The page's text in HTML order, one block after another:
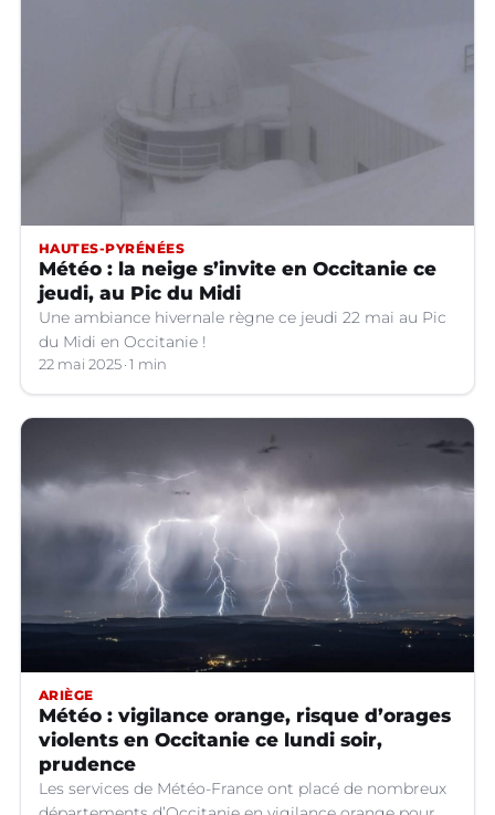
HAUTES-PYRÉNÉES
Météo : la neige s’invite en Occitanie ce
jeudi, au Pic du Midi
Une ambiance hivernale règne ce jeudi 22 mai au Pic
du Midi en Occitanie !
22 mai 2025 1 min
ARIÈGE
Météo : vigilance orange, risque d’orages
violents en Occitanie ce lundi soir,
prudence
Les services de Météo-France ont placé de nombreux